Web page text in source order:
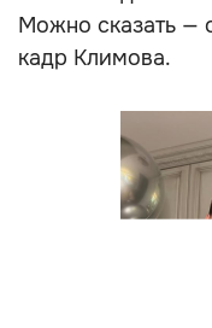
Можно сказать —
кадр Климова.